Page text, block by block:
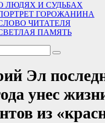
ЛЮДЯХ И СУДЬБАХ
ГОРОЖАНИНА
ЧИТАТЕЛЯ
ПАМЯТЬ
Эл
унес
из